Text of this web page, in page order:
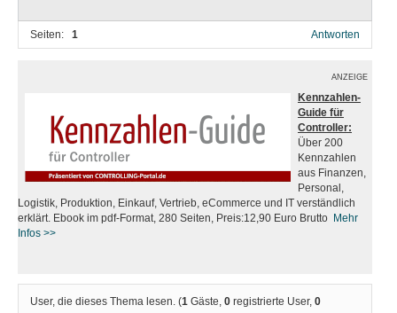
Seiten: 1 Antworten
ANZEIGE
Kennzahlen-
Guide für
Controller:
Über 200
Kennzahlen
aus Finanzen,
Personal,
Logistik, Produktion, Einkauf, Vertrieb, eCommerce und IT verständlich
erklärt. Ebook im pdf-Format, 280 Seiten, Preis:12,90 Euro Brutto Mehr
Infos >>
User, die dieses Thema lesen. (1 Gäste,0 registrierte User,0